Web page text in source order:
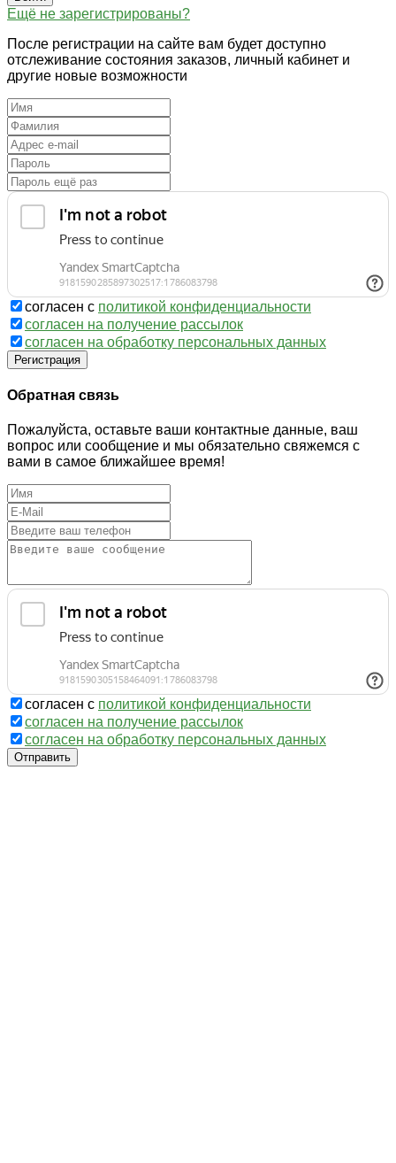
Ещё не зарегистрированы?
После регистрации на сайте вам будет доступно
отслеживание состояния заказов, личный кабинет и
другие новые возможности
согласен с политикой конфиденциальности
согласен на получение рассылок
согласен на обработку персональных данных
Регистрация
Обратная связь
Пожалуйста, оставьте ваши контактные данные, ваш
вопрос или сообщение и мы обязательно свяжемся с
вами в самое ближайшее время!
согласен с политикой конфиденциальности
согласен на получение рассылок
согласен на обработку персональных данных
Отправить